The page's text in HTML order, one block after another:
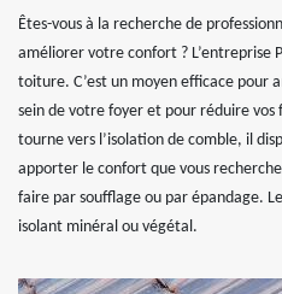
Êtes-vous à la recherche de
améliorer votre confort ? L’entreprise
toiture. C’est un moyen efficace pour
sein de votre foyer et pour réduire vos
tourne vers l’isolation de comble, il
apporter le confort que vous
faire par soufflage ou par épandage.
isolant minéral ou végétal.